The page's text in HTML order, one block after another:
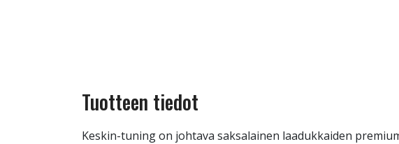
Tuotteen tiedot
Keskin-tuning on johtava saksalainen laadukkaiden